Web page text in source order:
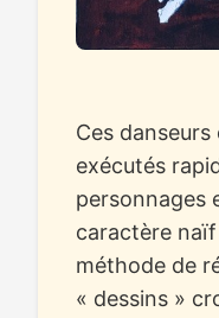
Ces
exécutés
personnages
caractère
méthode de
« dessins »